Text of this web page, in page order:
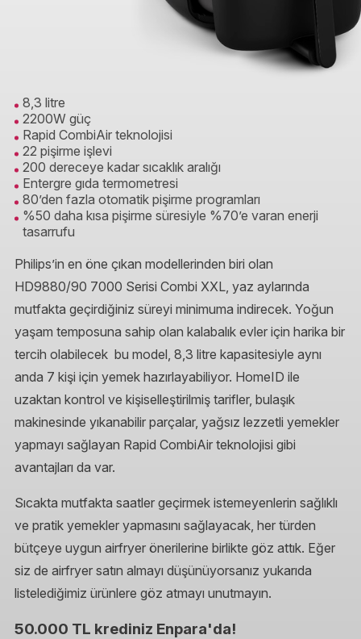
8,3 litre
2200W güç
Rapid CombiAir teknolojisi
22 pişirme işlevi
200 dereceye kadar sıcaklık aralığı
Entergre gıda termometresi
80’den fazla otomatik pişirme programları
%50 daha kısa pişirme süresiyle %70’e varan enerji
tasarrufu
Philips’in en öne çıkan modellerinden biri olan
HD9880/90 7000 Serisi Combi XXL, yaz aylarında
mutfakta geçirdiğiniz süreyi minimuma indirecek. Yoğun
yaşam temposuna sahip olan kalabalık evler için harika bir
tercih olabilecek bu model, 8,3 litre kapasitesiyle aynı
anda 7 kişi için yemek hazırlayabiliyor. HomeID ile
uzaktan kontrol ve kişiselleştirilmiş tarifler, bulaşık
makinesinde yıkanabilir parçalar, yağsız lezzetli yemekler
yapmayı sağlayan Rapid CombiAir teknolojisi gibi
avantajları da var.
Sıcakta mutfakta saatler geçirmek istemeyenlerin sağlıklı
ve pratik yemekler yapmasını sağlayacak, her türden
bütçeye uygun airfryer önerilerine birlikte göz attık. Eğer
siz de airfryer satın almayı düşünüyorsanız yukarıda
listelediğimiz ürünlere göz atmayı unutmayın.
50.000 TL krediniz Enpara'da!